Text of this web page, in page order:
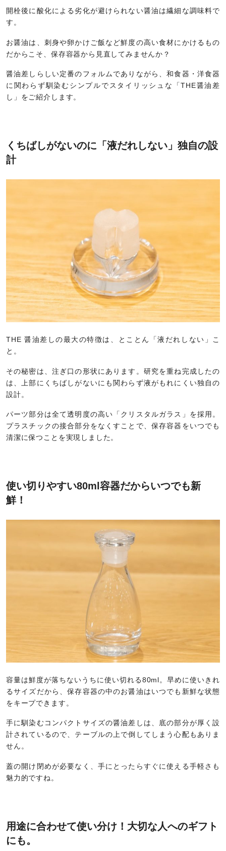
開栓後に酸化による劣化が避けられない醤油は繊細な調味料で
す。
お醤油は、刺身や卵かけご飯など鮮度の高い食材にかけるもの
だからこそ、保存容器から見直してみませんか？
醤油差しらしい定番のフォルムでありながら、和食器・洋食器
に関わらず馴染むシンプルでスタイリッシュな「THE醤油差
し」をご紹介します。
くちばしがないのに「液だれしない」独自の設
計
THE 醤油差しの最大の特徴は、とことん「液だれしない」こ
と。
その秘密は、注ぎ口の形状にあります。研究を重ね完成したの
は、上部にくちばしがないにも関わらず液がもれにくい独自の
設計。
パーツ部分は全て透明度の高い「クリスタルガラス」を採用。
プラスチックの接合部分をなくすことで、保存容器をいつでも
清潔に保つことを実現しました。
使い切りやすい80ml容器だからいつでも新
鮮！
容量は鮮度が落ちないうちに使い切れる80ml。早めに使いきれ
るサイズだから、保存容器の中のお醤油はいつでも新鮮な状態
をキープできます。
手に馴染むコンパクトサイズの醤油差しは、底の部分が厚く設
計されているので、テーブルの上で倒してしまう心配もありま
せん。
蓋の開け閉めが必要なく、手にとったらすぐに使える手軽さも
魅力的ですね。
用途に合わせて使い分け！大切な人へのギフト
にも。